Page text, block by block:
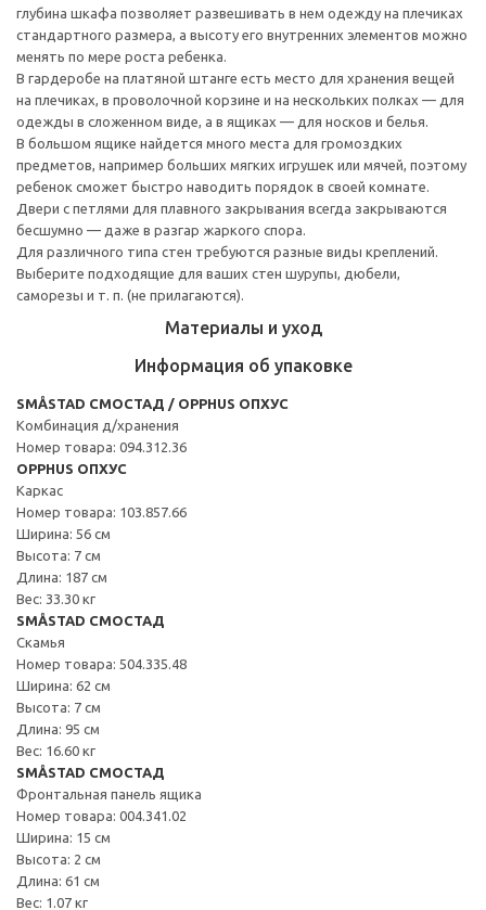
глубина шкафа позволяет развешивать в нем одежду на плечиках
стандартного размера, а высоту его внутренних элементов можно
менять по мере роста ребенка.
В гардеробе на платяной штанге есть место для хранения вещей
на плечиках, в проволочной корзине и на нескольких полках — для
одежды в сложенном виде, а в ящиках — для носков и белья.
В большом ящике найдется много места для громоздких
предметов, например больших мягких игрушек или мячей, поэтому
ребенок сможет быстро наводить порядок в своей комнате.
Двери с петлями для плавного закрывания всегда закрываются
бесшумно — даже в разгар жаркого спора.
Для различного типа стен требуются разные виды креплений.
Выберите подходящие для ваших стен шурупы, дюбели,
саморезы и т. п. (не прилагаются).
Материалы и уход
Информация об упаковке
SMÅSTAD СМОСТАД / OPPHUS ОПХУС
Комбинация д/хранения
Номер товара: 094.312.36
OPPHUS ОПХУС
Каркас
Номер товара: 103.857.66
Ширина: 56 см
Высота: 7 см
Длина: 187 см
Вес: 33.30 кг
SMÅSTAD СМОСТАД
Скамья
Номер товара: 504.335.48
Ширина: 62 см
Высота: 7 см
Длина: 95 см
Вес: 16.60 кг
SMÅSTAD СМОСТАД
Фронтальная панель ящика
Номер товара: 004.341.02
Ширина: 15 см
Высота: 2 см
Длина: 61 см
Вес: 1.07 кг